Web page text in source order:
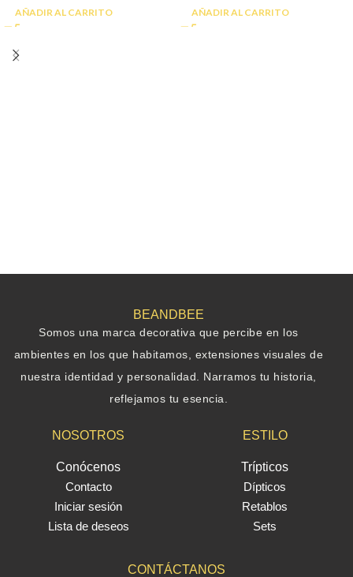
AÑADIR AL CARRITO AÑADIR AL CARRITO
BEANDBEE
Somos una marca decorativa que percibe en los
ambientes en los que habitamos, extensiones visuales de
nuestra identidad y personalidad. Narramos tu historia,
reflejamos tu esencia.
NOSOTROS
Conócenos
Contacto
Iniciar sesión
Lista de deseos
ESTILO
Trípticos
Dípticos
Retablos
Sets
CONTÁCTANOS